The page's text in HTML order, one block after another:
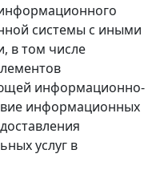
системы с иными
в том числе
информационно-
информационных
услуг в